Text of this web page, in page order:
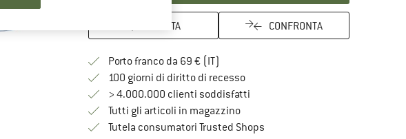
ANNOTA CONFRONTA
Porto franco da 69 € (IT)
100 giorni di diritto di recessoVai alla politica di recesso qui Si
> 4.000.000 clienti soddisfatti
Tutti gli articoli in magazzino
Tutela consumatori Trusted ShopsTrovi tutte le informazioni qui!